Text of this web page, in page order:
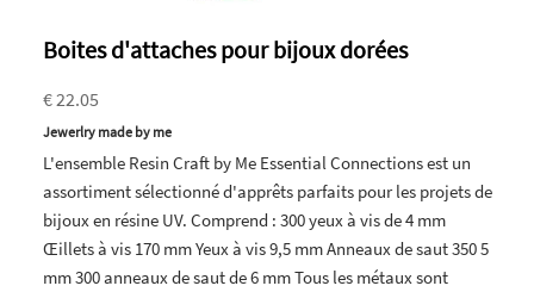
Boites d'attaches pour bijoux dorées
€ 22.05
Jewerlry made by me
L'ensemble Resin Craft by Me Essential Connections est un
assortiment sélectionné d'apprêts parfaits pour les projets de
bijoux en résine UV. Comprend : 300 yeux à vis de 4 mm
Œillets à vis 170 mm Yeux à vis 9,5 mm Anneaux de saut 350 5
mm 300 anneaux de saut de 6 mm Tous les métaux sont